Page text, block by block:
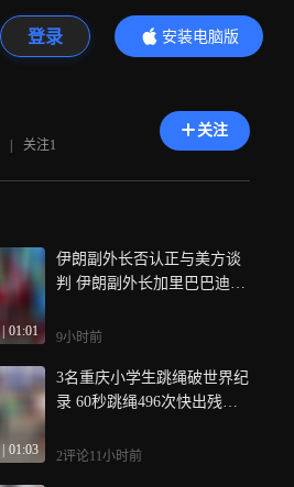
登录
安装电脑版
内容更精彩
| 关注1
关注
01:01
伊朗副外长否认正与美方谈
判 伊朗副外长加里巴巴迪8
前伊朗和阿曼关于商船通行
最终敲定，根据伊朗伊斯兰
共和国通讯社当天的报道，
和位于伊朗领海内的北部航
9小时前
01:03
3名重庆小学生跳绳破世界纪
录 60秒跳绳496次快出残
6亚洲跳绳锦标赛60秒交互绳
2评论11小时前